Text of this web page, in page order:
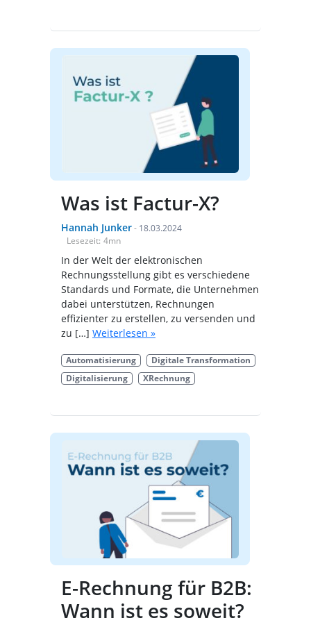
Was ist Factur-X?
Hannah Junker - 18.03.2024
Lesezeit: 4mn
In der Welt der elektronischen
Rechnungsstellung gibt es verschiedene
Standards und Formate, die Unternehmen
dabei unterstützen, Rechnungen
effizienter zu erstellen, zu versenden und
zu […] Weiterlesen »
Automatisierung
Digitale Transformation
Digitalisierung
XRechnung
E-Rechnung für B2B:
Wann ist es soweit?